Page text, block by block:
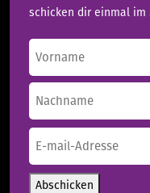
schicken dir einmal im
Vorname
Nachname
Adresse(erforderlich)
Abschicken